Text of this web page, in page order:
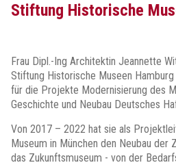
Stiftung Historische
Frau Dipl.-Ing Architektin Jeannette
Stiftung Historische Museen
für die Projekte Modernisierung des
Geschichte und Neubau Deutsches
Von 2017 – 2022 hat sie als
Museum in München den Neubau der
das Zukunftsmuseum - von der